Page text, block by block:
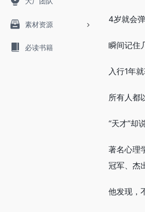
素材资源
必读书籍
4岁就会
瞬间记住
入行1年
所有人都
“天才”却
著名心理
冠军、杰
他发现，